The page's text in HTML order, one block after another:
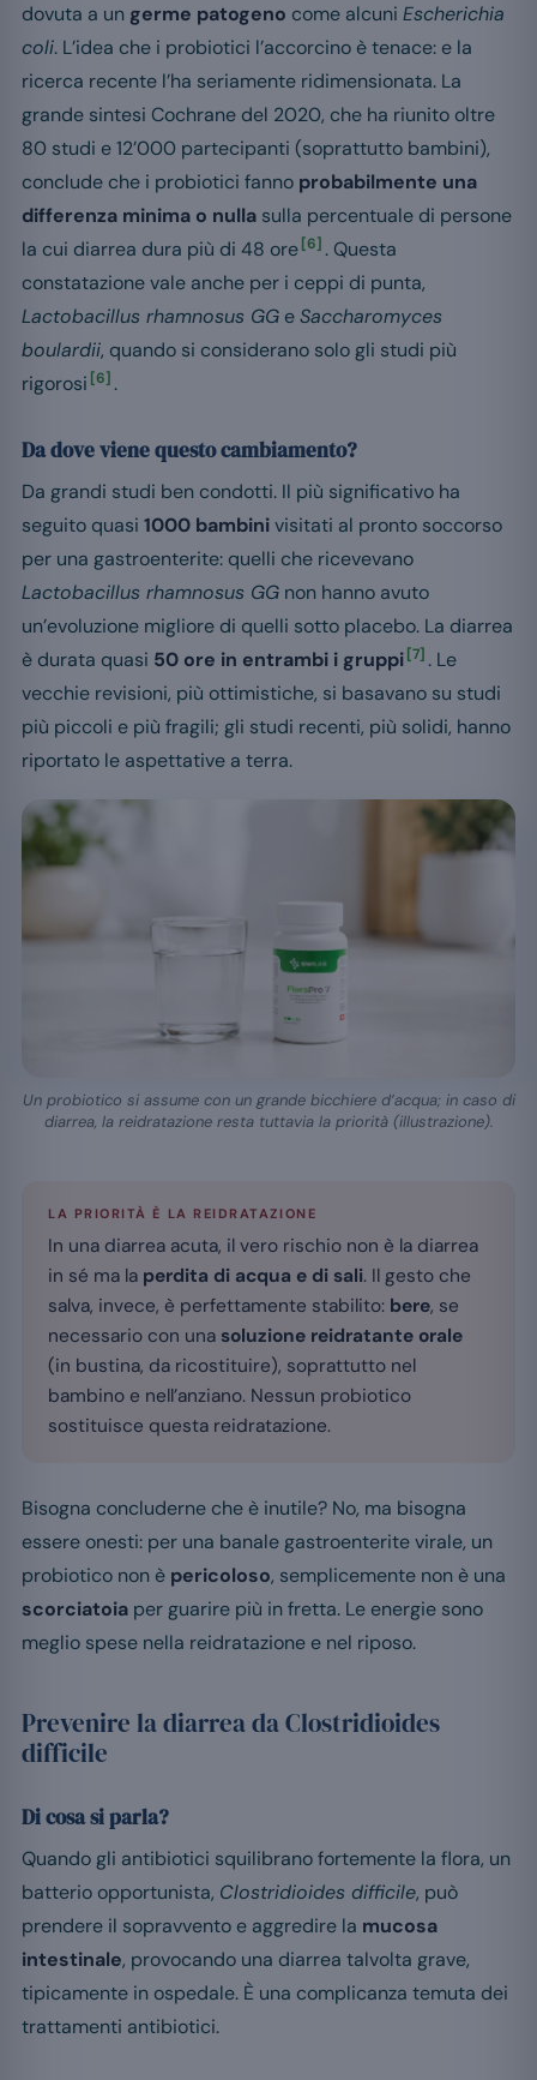
dovuta a un germe patogeno come alcuni Escherichia
coli. L’idea che i probiotici l’accorcino è tenace: e la
ricerca recente l’ha seriamente ridimensionata. La
grande sintesi Cochrane del 2020, che ha riunito oltre
80 studi e 12’000 partecipanti (soprattutto bambini),
conclude che i probiotici fanno probabilmente una
differenza minima o nulla sulla percentuale di persone
la cui diarrea dura più di 48 ore [6] . Questa
constatazione vale anche per i ceppi di punta,
Lactobacillus rhamnosus GG eSaccharomyces
boulardii, quando si considerano solo gli studi più
rigorosi [6] .
Da dove viene questo cambiamento?
Da grandi studi ben condotti. Il più significativo ha
seguito quasi 1000 bambinivisitati al pronto soccorso
per una gastroenterite: quelli che ricevevano
Lactobacillus rhamnosus GG non hanno avuto
un’evoluzione migliore di quelli sotto placebo. La diarrea
è durata quasi 50 ore in entrambi i gruppi [7] . Le
vecchie revisioni, più ottimistiche, si basavano su studi
più piccoli e più fragili; gli studi recenti, più solidi, hanno
riportato le aspettative a terra.
Un probiotico si assume con un grande bicchiere d’acqua; in caso di
diarrea, la reidratazione resta tuttavia la priorità (illustrazione).
LA PRIORITÀ È LA REIDRATAZIONE
In una diarrea acuta, il vero rischio non è la diarrea
in sé ma la perdita di acqua e di sali. Il gesto che
salva, invece, è perfettamente stabilito: bere, se
necessario con una soluzione reidratante orale
(in bustina, da ricostituire), soprattutto nel
bambino e nell’anziano. Nessun probiotico
sostituisce questa reidratazione.
Bisogna concluderne che è inutile? No, ma bisogna
essere onesti: per una banale gastroenterite virale, un
probiotico non è pericoloso, semplicemente non è una
scorciatoia per guarire più in fretta. Le energie sono
meglio spese nella reidratazione e nel riposo.
Prevenire la diarrea da Clostridioides
difficile
Di cosa si parla?
Quando gli antibiotici squilibrano fortemente la flora, un
batterio opportunista, Clostridioides difficile, può
prendere il sopravvento e aggredire la mucosa
intestinale, provocando una diarrea talvolta grave,
tipicamente in ospedale. È una complicanza temuta dei
trattamenti antibiotici.